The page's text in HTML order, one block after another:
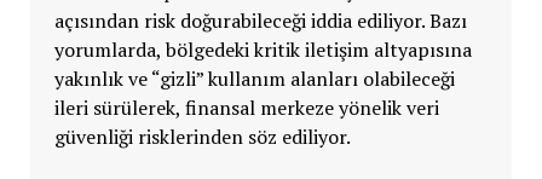
açısından risk doğurabileceği iddia ediliyor. Bazı
yorumlarda, bölgedeki kritik iletişim altyapısına
yakınlık ve “gizli” kullanım alanları olabileceği
ileri sürülerek, finansal merkeze yönelik veri
güvenliği risklerinden söz ediliyor.